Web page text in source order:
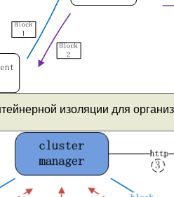
изоляции для